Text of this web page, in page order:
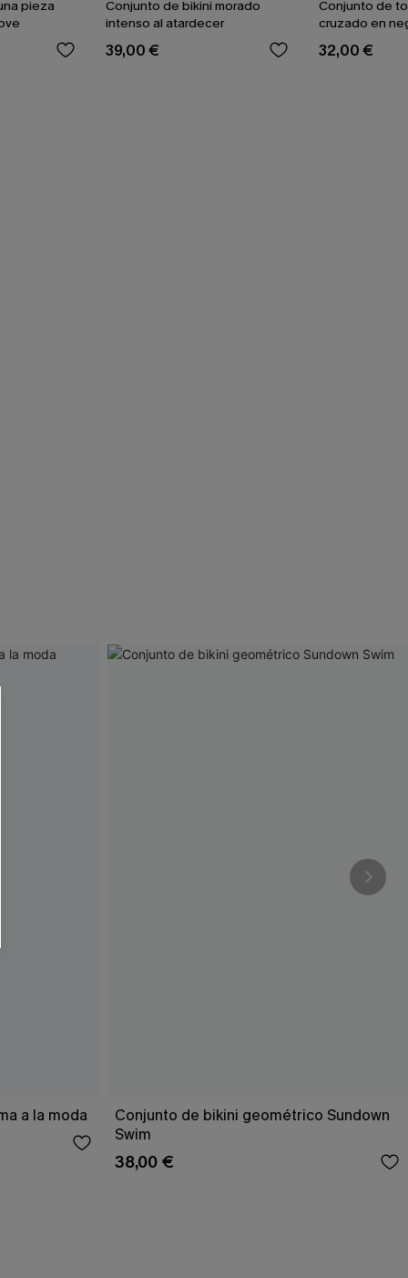
pieza
Conjunto de bikini morado
intenso al atardecer
39,00 €
Conjunto de
cruzado en
braguitas de
32,00 €
a la moda
Conjunto de bikini geométrico Sundown
Swim
38,00 €